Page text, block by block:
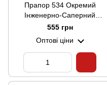
Прапор 534 Окремий
Інженерно-Саперний
Батальйон (V-263-2)
555 грн
Оптові ціни